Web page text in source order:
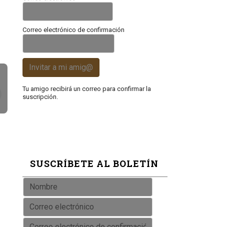
Correo electrónico de confirmación
Invitar a mi amig@
Tu amigo recibirá un correo para confirmar la
suscripción.
SUSCRÍBETE AL BOLETÍN